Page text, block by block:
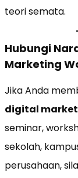
teori semata.
Hubungi
Marketing
Jika Anda
digital
seminar,
sekolah,
perusahaan,